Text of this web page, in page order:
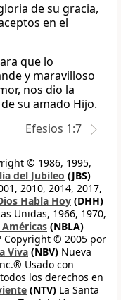
de su gracia,
en el
que lo
y maravilloso
nos dio la
su amado Hijo.
Efesios 1:7
© 1986, 1995,
del Jubileo (JBS)
2010, 2014, 2017,
Habla Hoy (DHH)
Unidas, 1966, 1970,
(NBLA)
Copyright © 2005 por
Viva (NBV) Nueva
Usado con
los derechos en
(NTV) La Santa